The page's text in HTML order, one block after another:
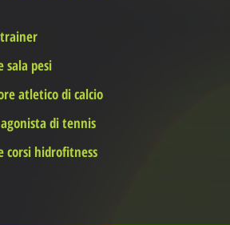
pesi
atletico di calcio
di tennis
corsi hidrofitness